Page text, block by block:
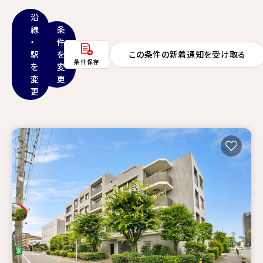
沿
線
・
駅
を
変
更
条
件
を
変
更
条件保存
この条件の新着通知を受け取る